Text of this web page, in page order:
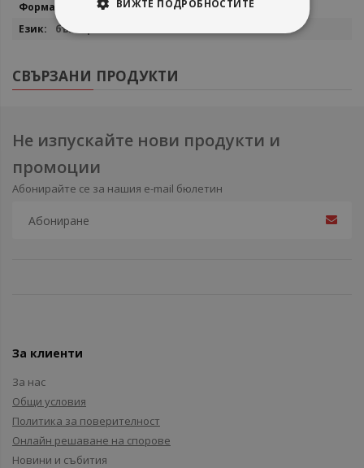
14,5x21
български
СВЪРЗАНИ ПРОДУКТИ
Не изпускайте нови продукти и
промоции
Абонирайте се за нашия e-mail бюлетин
За клиенти
За нас
Общи условия
Политика за поверителност
Онлайн решаване на спорове
Новини и събития
ВИЖТЕ ПОДРОБНОСТИТЕ